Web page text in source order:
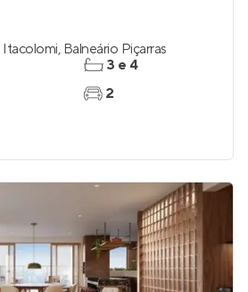
Itacolomi, Balneário Piçarras
3 e 4
2